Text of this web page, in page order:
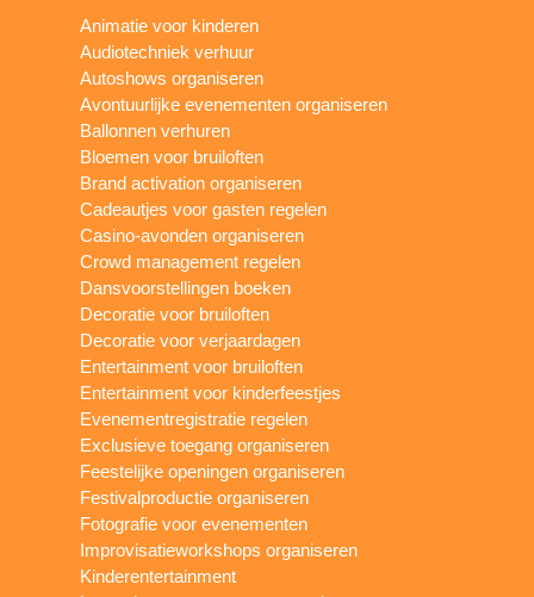
Animatie voor kinderen
Audiotechniek verhuur
Autoshows organiseren
Avontuurlijke evenementen organiseren
Ballonnen verhuren
Bloemen voor bruiloften
Brand activation organiseren
Cadeautjes voor gasten regelen
Casino-avonden organiseren
Crowd management regelen
Dansvoorstellingen boeken
Decoratie voor bruiloften
Decoratie voor verjaardagen
Entertainment voor bruiloften
Entertainment voor kinderfeestjes
Evenementregistratie regelen
Exclusieve toegang organiseren
Feestelijke openingen organiseren
Festivalproductie organiseren
Fotografie voor evenementen
Improvisatieworkshops organiseren
Kinderentertainment